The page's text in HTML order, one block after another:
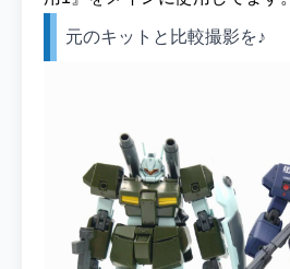
元のキットと比較撮影を♪